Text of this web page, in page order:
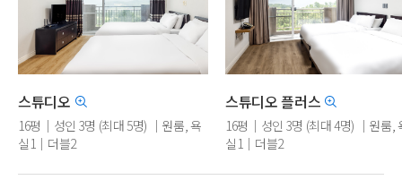
스튜디오
16평｜성인 3명 (최대 5명) ｜원룸, 욕
실1｜더블2
스튜디오 플러스
16평｜성인 3명 (최대 4명) ｜원룸,
실1｜더블2